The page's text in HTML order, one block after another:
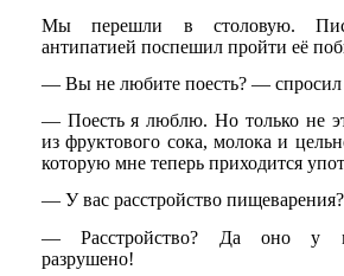
Мы перешли в столовую.
антипатией поспешил пройти её
— Вы не любите поесть? — спросил
— Поесть я люблю. Но только не
из фруктового сока, молока и
которую мне теперь приходится
— У вас расстройство пищеварения?
— Расстройство? Да оно у
разрушено!